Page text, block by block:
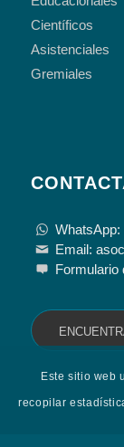
Científicos
Asistenciales
Gremiales
WhatsApp:
Email:
Formulario
Este sitio web
recopilar